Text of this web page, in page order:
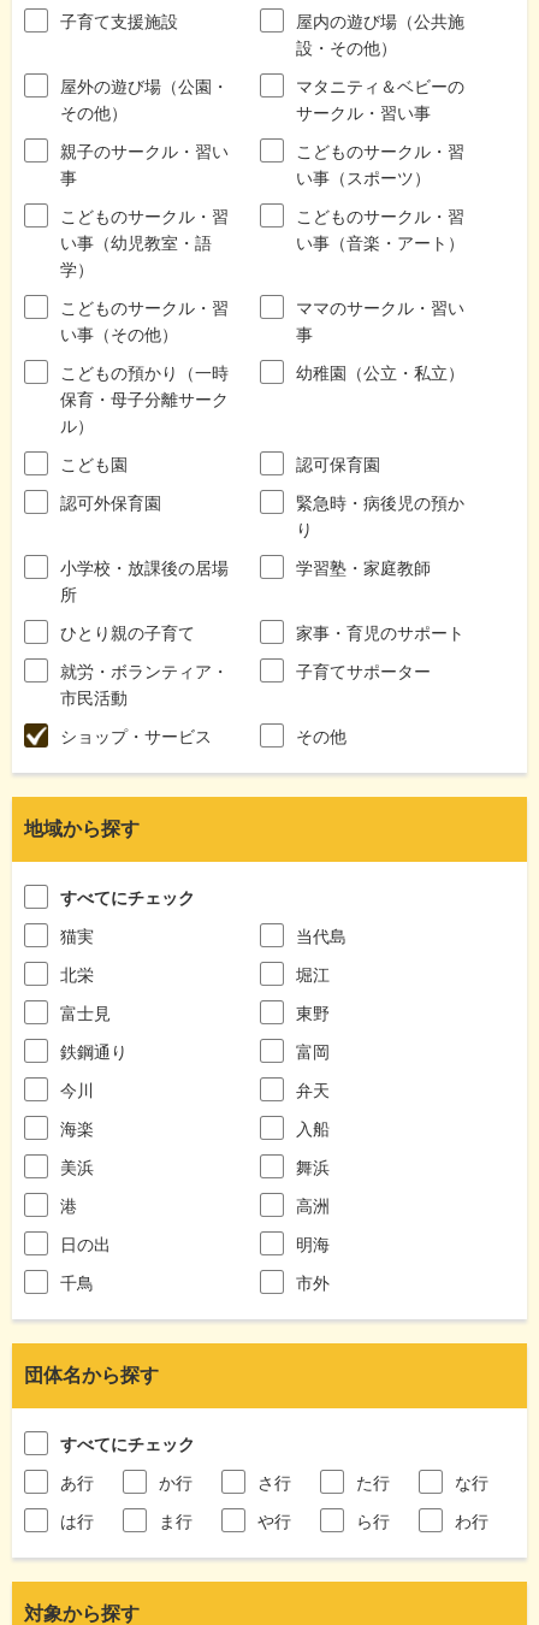
子育て支援施設
屋内の遊び場（公共施
設・その他）
屋外の遊び場（公園・
その他）
マタニティ＆ベビーの
サークル・習い事
親子のサークル・習い
事
こどものサークル・習
い事（スポーツ）
こどものサークル・習
い事（幼児教室・語
学）
こどものサークル・習
い事（音楽・アート）
こどものサークル・習
い事（その他）
ママのサークル・習い
事
こどもの預かり（一時
保育・母子分離サーク
ル）
幼稚園（公立・私立）
こども園
認可保育園
認可外保育園
緊急時・病後児の預か
り
小学校・放課後の居場
所
学習塾・家庭教師
ひとり親の子育て
家事・育児のサポート
就労・ボランティア・
市民活動
子育てサポーター
ショップ・サービス その他
地域から探す
すべてにチェック
猫実
当代島
北栄
堀江
富士見
東野
鉄鋼通り
富岡
今川
弁天
海楽
入船
美浜
舞浜
港
高洲
日の出
明海
千鳥
市外
団体名から探す
すべてにチェック
あ行
か行 さ行 た行
な行
は行
ま行 や行 ら行 わ行
対象から探す